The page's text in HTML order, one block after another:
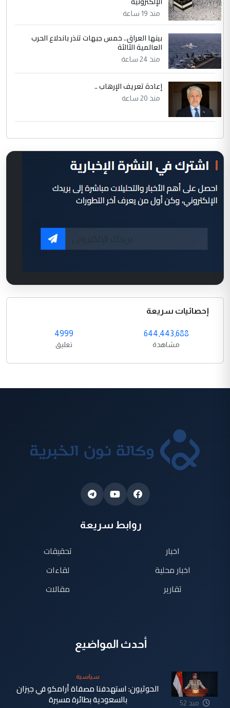
منذ 19 ساعة
بينها العراق.. خمس جبهات تنذر باندلاع الحرب
العالمية الثالثة
منذ 24 ساعة
إعادة تعريف الإرهاب ..
منذ 20 ساعة
إحصائيات سريعة
644,443,688
مشاهدة
4999
تعليق
روابط سريعة
اخبار
اخبار محلية
تقارير
تحقيقات
لقاءات
مقالات
أحدث المواضيع
منذ 52
سياسية
الحوثيون: استهدفنا مصفاة أرامكو في جيزان
بالسعودية بطائرة مسيرة